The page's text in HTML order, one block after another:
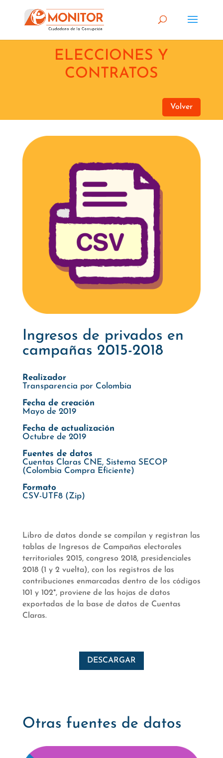
ELECCIONES Y
CONTRATOS
Volver
Ingresos de privados en
campañas 2015-2018
Realizador
Transparencia por Colombia
Fecha de creación
Mayo de 2019
Fecha de actualización
Octubre de 2019
Fuentes de datos
Cuentas Claras CNE, Sistema SECOP
(Colombia Compra Eficiente)
Formato
CSV-UTF8 (Zip)
Libro de datos donde se compilan y registran las
tablas de Ingresos de Campañas electorales
territoriales 2015, congreso 2018, presidenciales
2018 (1 y 2 vuelta), con los registros de las
contribuciones enmarcadas dentro de los códigos
101 y 102*, proviene de las hojas de datos
exportadas de la base de datos de Cuentas
Claras.
DESCARGAR
Otras fuentes de datos